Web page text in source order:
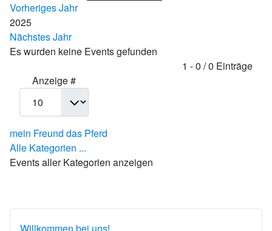
Vorheriges Jahr
2025
Nächstes Jahr
Es wurden keine Events gefunden
1 - 0 / 0 Einträge
Anzeige #
mein Freund das Pferd
Alle Kategorien ...
Events aller Kategorien anzeigen
Willkommen bei uns!